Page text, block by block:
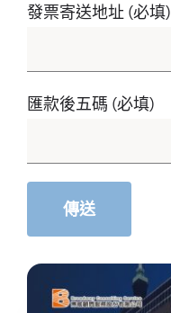
發票寄送地址 (必填)
匯款後五碼 (必填)